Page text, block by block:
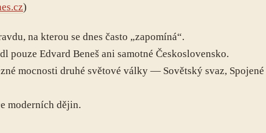
)
na kterou se dnes často „zapomíná“.
pouze Edvard Beneš ani samotné Československo.
mocnosti druhé světové války — Sovětský svaz,
moderních dějin.